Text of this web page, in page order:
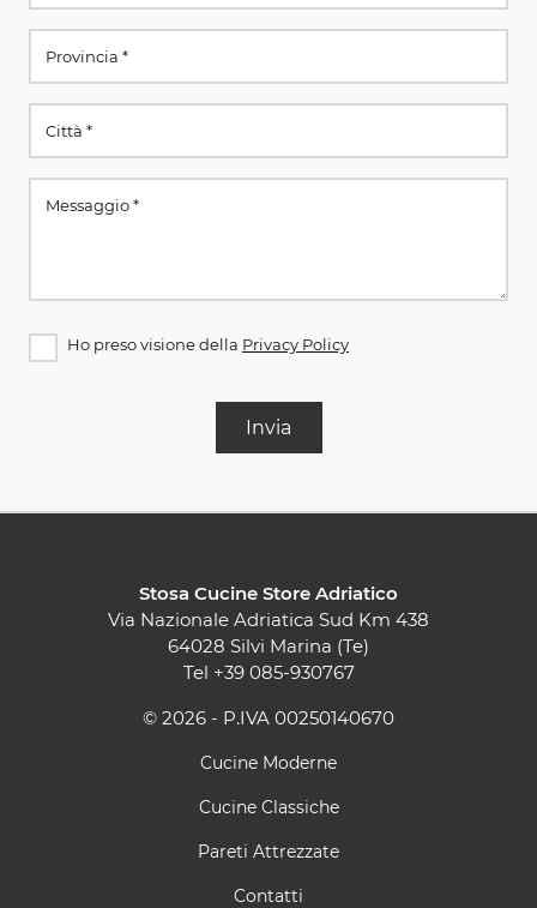
Ho preso visione della Privacy Policy
Invia
Stosa Cucine Store Adriatico
Via Nazionale Adriatica Sud Km 438
64028 Silvi Marina (Te)
Tel +39 085-930767
© 2026 - P.IVA 00250140670
Cucine Moderne
Cucine Classiche
Pareti Attrezzate
Contatti